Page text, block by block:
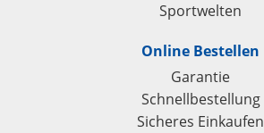
Sportwelten
Online Bestellen
Garantie
Schnellbestellung
Sicheres Einkaufen